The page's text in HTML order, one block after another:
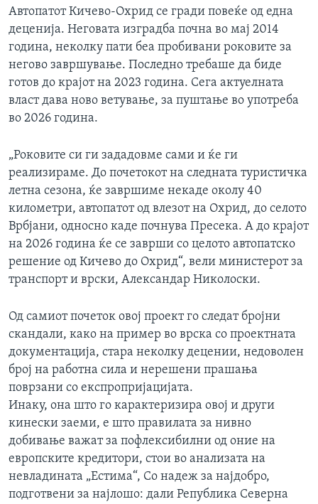
Автопатот Кичево-Охрид се гради повеќе од една
деценија. Неговата изградба почна во мај 2014
година, неколку пати беа пробивани роковите за
негово завршување. Последно требаше да биде
готов до крајот на 2023 година. Сега актуелната
власт дава ново ветување, за пуштање во употреба
во 2026 година.
„Роковите си ги зададовме сами и ќе ги
реализираме. До почетокот на следната туристичка
летна сезона, ќе завршиме некаде околу 40
километри, автопатот од влезот на Охрид, до селото
Врбјани, односно каде почнува Пресека. А до крајот
на 2026 година ќе се заврши со целото автопатско
решение од Кичево до Охрид“, вели министерот за
транспорт и врски, Александар Николоски.
Од самиот почеток овој проект го следат бројни
скандали, како на пример во врска со проектната
документација, стара неколку децении, недоволен
број на работна сила и нерешени прашања
поврзани со експропријацијата.
Инаку, она што го карактеризира овој и други
кинески заеми, е што правилата за нивно
добивање важат за пофлексибилни од оние на
европските кредитори, стои во анализата на
невладината „Естима“, Со надеж за најдобро,
подготвени за најлошо: дали Република Северна